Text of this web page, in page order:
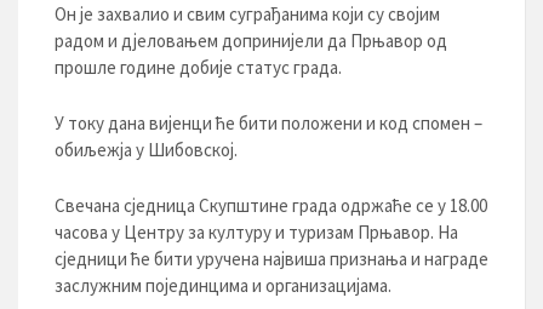
Он је захвалио и свим суграђанима који су својим
радом и дјеловањем допринијели да Прњавор од
прошле године добије статус града.
У току дана вијенци ће бити положени и код спомен –
обиљежја у Шибовској.
Свечана сједница Скупштине града одржаће се у 18.00
часова у Центру за културу и туризам Прњавор. На
сједници ће бити уручена највиша признања и награде
заслужним појединцима и организацијама.